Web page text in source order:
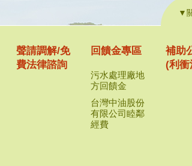
▼
聲請調解/免
費法律諮詢
回饋金專區
污水處理廠地
方回饋金
台灣中油股份
有限公司睦鄰
經費
補助
(利衝